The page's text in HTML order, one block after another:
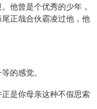
他曾是个优秀的少年，
正哉合伙霸凌过他，他
的感觉。
是你母亲这种不假思索